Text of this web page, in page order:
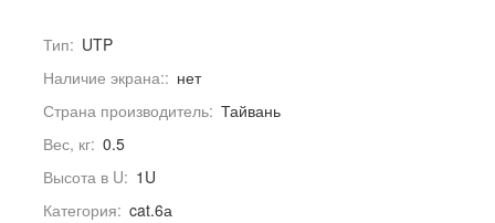
Тип: UTP
Наличие экрана:: нет
Страна производитель: Тайвань
Вес, кг: 0.5
Высота в U: 1U
Категория: cat.6а